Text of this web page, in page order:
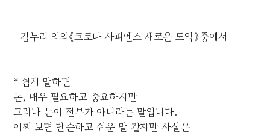
- 김누리 외의《코로나 사피엔스 새로운 도약》중에서 -
* 쉽게 말하면
돈, 매우 필요하고 중요하지만
그러나 돈이 전부가 아니라는 말입니다.
어찌 보면 단순하고 쉬운 말 같지만 사실은